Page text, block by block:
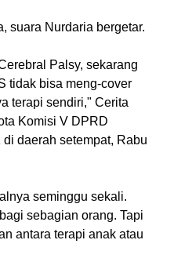
suara Nurdaria bergetar.
Palsy, sekarang
tidak bisa meng-cover
terapi sendiri," Cerita
Komisi V DPRD
daerah setempat, Rabu
seminggu sekali.
sebagian orang. Tapi
antara terapi anak atau